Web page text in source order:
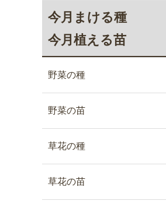
今月まける種
今月植える苗
野菜の種
野菜の苗
草花の種
草花の苗